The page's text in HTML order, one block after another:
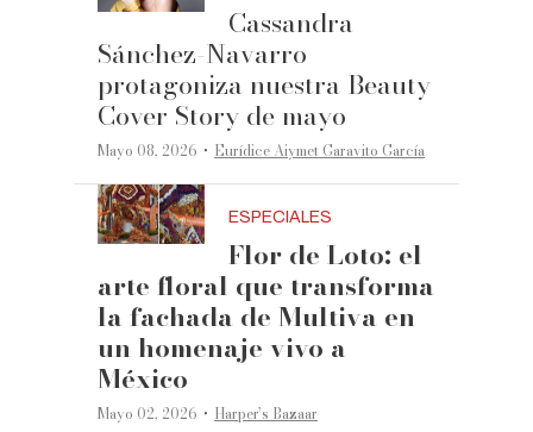
Cassandra
Sánchez-Navarro
protagoniza nuestra Beauty
Cover Story de mayo
Mayo 08, 2026 ·Eurídice Aiymet Garavito García
ESPECIALES
Flor de Loto: el
arte floral que transforma
la fachada de Multiva en
un homenaje vivo a
México
Mayo 02, 2026 ·Harper’s Bazaar